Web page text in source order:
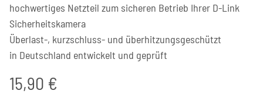
hochwertiges Netzteil zum sicheren Betrieb Ihrer D-Link
Sicherheitskamera
Überlast-, kurzschluss- und überhitzungsgeschützt
in Deutschland entwickelt und geprüft
15,90 €